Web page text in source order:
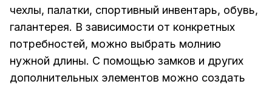
чехлы, палатки, спортивный инвентарь, обувь,
галантерея. В зависимости от конкретных
потребностей, можно выбрать молнию
нужной длины. С помощью замков и других
дополнительных элементов можно создать